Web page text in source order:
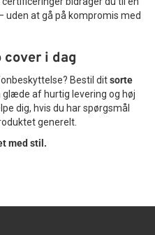
at gå på kompromis med
cover i dag
Bestil ditsorte
glæde af hurtig levering og høj
dig, hvis du har spørgsmål
generelt.
med stil.